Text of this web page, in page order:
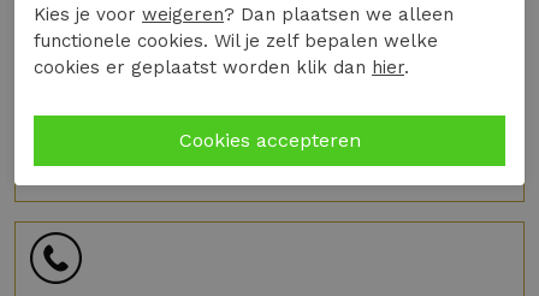
Wij helpen je graag
Chat met onze klantenservice
Chat nu
Kies je voor weigeren? Dan plaatsen we alleen
functionele cookies. Wil je zelf bepalen welke
cookies er geplaatst worden klik dan hier.